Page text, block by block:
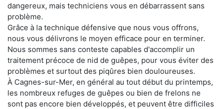
dangereux, mais techniciens vous en débarrassent sans
problème.
Grâce à la technique défensive que nous vous offrons,
nous vous délivrons le moyen efficace pour en terminer.
Nous sommes sans conteste capables d'accomplir un
traitement précoce de nid de guêpes, pour vous éviter des
problèmes et surtout des piqûres bien douloureuses.
À Cagnes-sur-Mer, en général au tout début du printemps,
les nombreux refuges de guêpes ou bien de frelons ne
sont pas encore bien développés, et peuvent être difficiles